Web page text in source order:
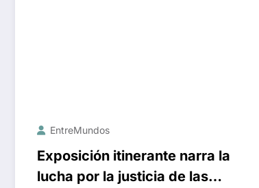
EntreMundos
Exposición itinerante narra la
lucha por la justicia de las